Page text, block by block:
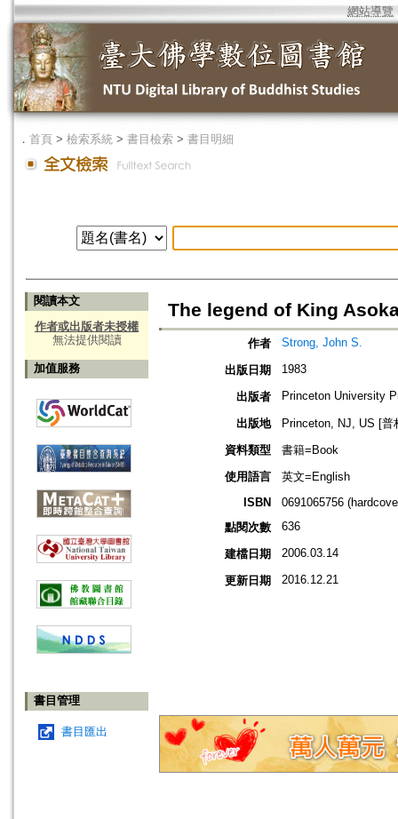
網站導覽
． 首頁 > 檢索系統 > 書目檢索 > 書目明細
閱讀本文
作者或出版者未授權
無法提供閱讀
加值服務
書目管理
書目匯出
The legend of King
作者 Strong, John S.
出版日期 1983
出版者 Princeton University
出版地
Princeton, NJ, US [
資料類型
書籍=Book
使用語言
英文=English
ISBN
0691065756
點閱次數
636
建檔日期 2006.03.14
更新日期 2016.12.21